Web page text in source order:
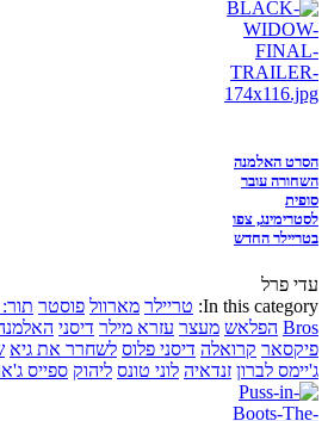
הסרט האלמנה
השחורה עובר
סופית
לסטרימינג, צפו
בטריילר החדש
עדי פרל
In this category: טריילר מארוול פוסטר
Bros הפלאש מעצר עזרא מילר דיסני
פיקסאר קרואלה דיסני פלוס לשחרר את גיא
ג'יימס לברון זנדאיה לוני טונס ליהוק ספייס